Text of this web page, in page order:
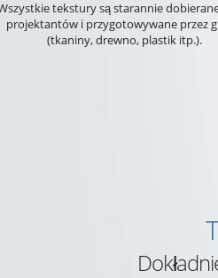
tekstury są starannie
projektantów i przygotowywane przez
(tkaniny, drewno, plastik itp.).